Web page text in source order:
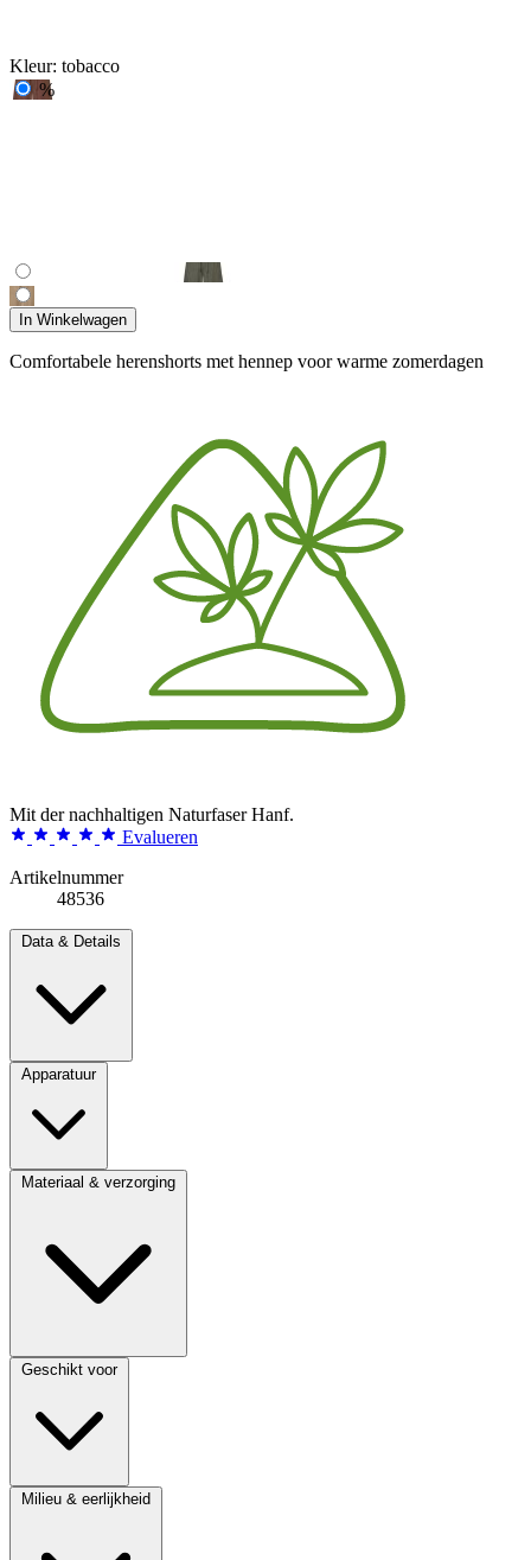
Kleur: tobacco
%
In Winkelwagen
Comfortabele herenshorts met hennep voor warme zomerdagen
Mit der nachhaltigen Naturfaser Hanf.
Evalueren
Artikelnummer
48536
Data & Details
Apparatuur
Materiaal & verzorging
Geschikt voor
Milieu & eerlijkheid